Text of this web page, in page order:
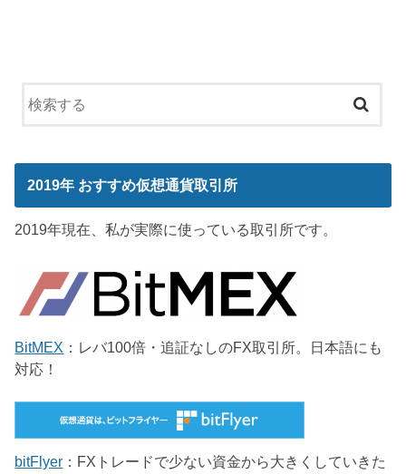
2019年 おすすめ仮想通貨取引所
2019年現在、私が実際に使っている取引所です。
BitMEX ：レバ100倍・追証なしのFX取引所。日本語にも
対応！
bitFlyer ：FXトレードで少ない資金から大きくしていきた